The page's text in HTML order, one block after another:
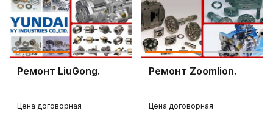
Ремонт LiuGong.
Цена договорная
Ремонт Zoomlion.
Цена договорная